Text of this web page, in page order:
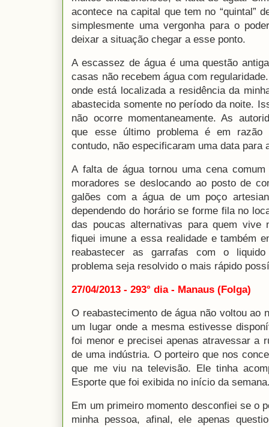
acontece na capital que tem no “quintal”
simplesmente uma vergonha para o
deixar a situação chegar a esse ponto.
A escassez de água é uma questão
casas não recebem água com
onde está localizada a residência da
abastecida somente no período da noite.
não ocorre momentaneamente. As
que esse último problema é em razão
contudo, não especificaram uma data para
A falta de água tornou uma cena
moradores se deslocando ao posto de
galões com a água de um poço
dependendo do horário se forme fila no
das poucas alternativas para quem vive
fiquei imune a essa realidade e também
reabastecer as garrafas com o
problema seja resolvido o mais rápido
27/04/2013 - 293° dia - Manaus (Folga)
O reabastecimento de água não voltou ao
um lugar onde a mesma estivesse
foi menor e precisei apenas atravessar a
de uma indústria. O porteiro que nos
que me viu na televisão. Ele tinha
Esporte que foi exibida no início da
Em um primeiro momento desconfiei se o
minha pessoa, afinal, ele apenas